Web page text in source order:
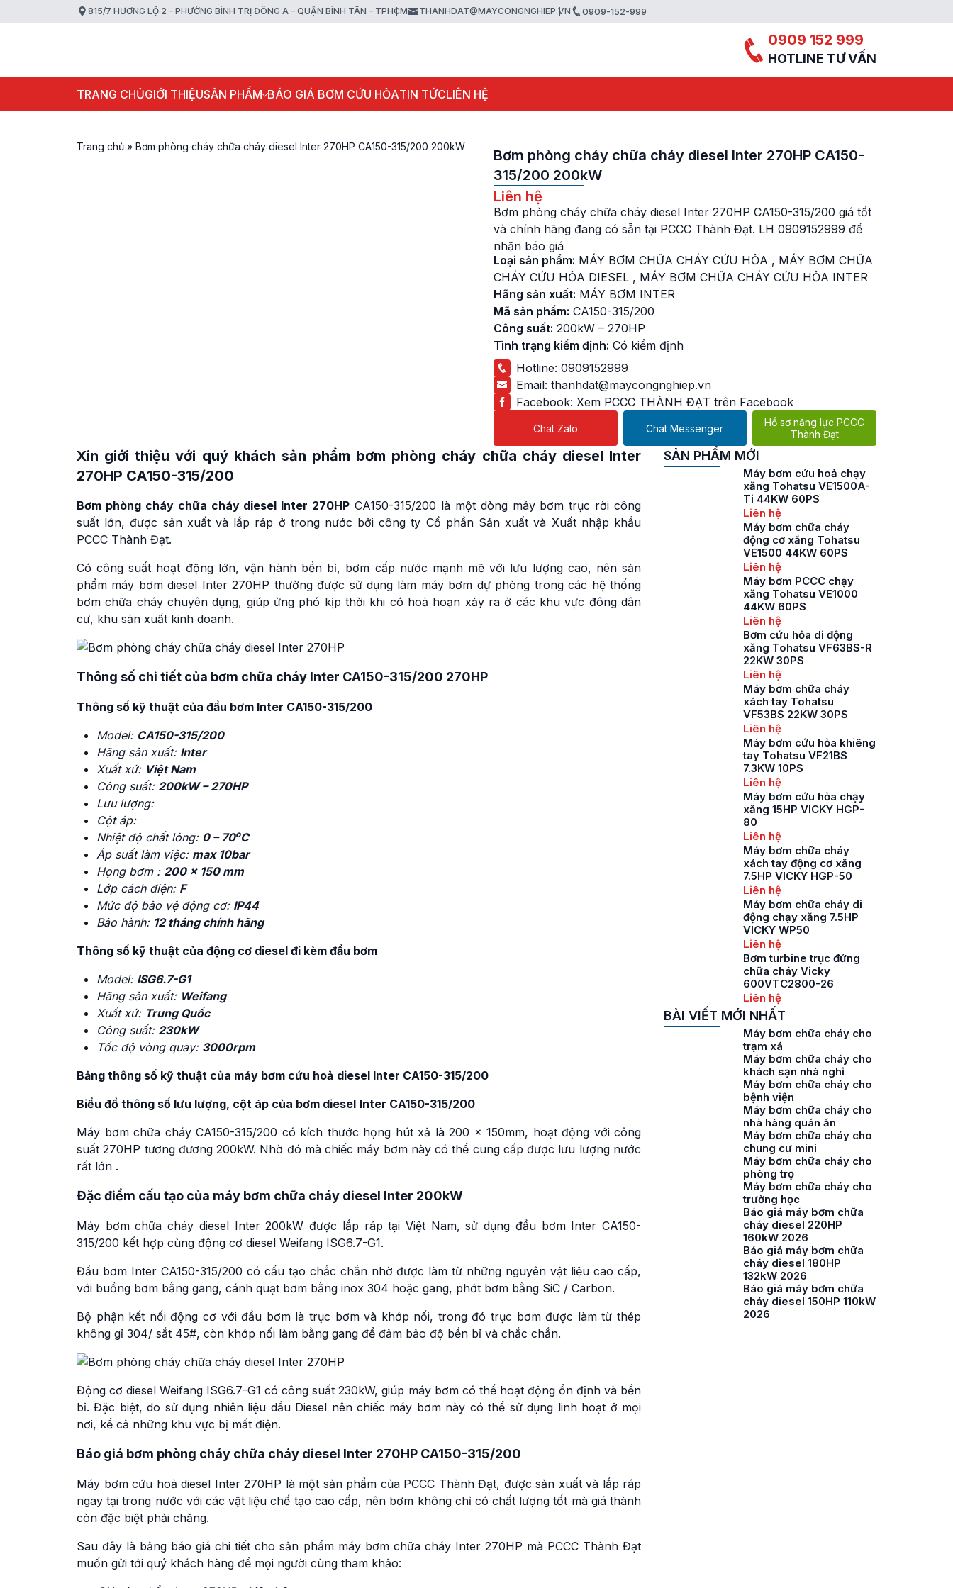
815/7 HƯƠNG LỘ 2 – PHƯỜNG BÌNH TRỊ ĐÔNG A – QUẬN BÌNH TÂN – TPHCM THANHDAT@MAYCONGNGHIEP.VN 0909-152-999
0909 152 999
HOTLINE TƯ VẤN
TRANG CHỦGIỚI THIỆUSẢN PHẨM BÁO GIÁ BƠM CỨU HỎATIN TỨCLIÊN HỆ
Trang chủ » Bơm phòng cháy chữa cháy diesel Inter 270HP CA150-315/200 200kW
Bơm phòng cháy chữa cháy diesel Inter 270HP CA150-
315/200 200kW
Liên hệ
Bơm phòng cháy chữa cháy diesel Inter 270HP CA150-315/200 giá tốt
và chính hãng đang có sẵn tại PCCC Thành Đạt. LH 0909152999 để
nhận báo giá
Loại sản phẩm: MÁY BƠM CHỮA CHÁY CỨU HỎA , MÁY BƠM CHỮA
CHÁY CỨU HỎA DIESEL , MÁY BƠM CHỮA CHÁY CỨU HỎA INTER
Hãng sản xuất: MÁY BƠM INTER
Mã sản phẩm: CA150-315/200
Công suất: 200kW – 270HP
Tình trạng kiểm định: Có kiểm định
Hotline: 0909152999
Email: thanhdat@maycongnghiep.vn
Facebook: Xem PCCC THÀNH ĐẠT trên Facebook
Chat Zalo Chat Messenger
Hồ sơ năng lực PCCC
Thành Đạt
Xin giới thiệu với quý khách sản phẩm bơm phòng cháy chữa cháy diesel Inter
270HP CA150-315/200
Bơm phòng cháy chữa cháy diesel Inter 270HP CA150-315/200 là một dòng máy bơm trục rời công
suất lớn, được sản xuất và lắp ráp ở trong nước bởi công ty Cổ phần Sản xuất và Xuất nhập khẩu
PCCC Thành Đạt.
Có công suất hoạt động lớn, vận hành bền bỉ, bơm cấp nước mạnh mẽ với lưu lượng cao, nên sản
phẩm máy bơm diesel Inter 270HP thường được sử dụng làm máy bơm dự phòng trong các hệ thống
bơm chữa cháy chuyên dụng, giúp ứng phó kịp thời khi có hoả hoạn xảy ra ở các khu vực đông dân
cư, khu sản xuất kinh doanh.
Thông số chi tiết của bơm chữa cháy Inter CA150-315/200 270HP
Thông số kỹ thuật của đầu bơm Inter CA150-315/200
Model: CA150-315/200
Hãng sản xuất: Inter
Xuất xứ: Việt Nam
Công suất: 200kW – 270HP
Lưu lượng:
Cột áp:
Nhiệt độ chất lỏng: 0 – 70oC
Áp suất làm việc: max 10bar
Họng bơm : 200 x 150 mm
Lớp cách điện: F
Mức độ bảo vệ động cơ: IP44
Bảo hành: 12 tháng chính hãng
Thông số kỹ thuật của động cơ diesel đi kèm đầu bơm
Model: ISG6.7-G1
Hãng sản xuất: Weifang
Xuất xứ: Trung Quốc
Công suất: 230kW
Tốc độ vòng quay: 3000rpm
Bảng thông số kỹ thuật của máy bơm cứu hoả diesel Inter CA150-315/200
Biểu đồ thông số lưu lượng, cột áp của bơm diesel Inter CA150-315/200
Máy bơm chữa cháy CA150-315/200 có kích thước họng hút xả là 200 x 150mm, hoạt động với công
suất 270HP tương đương 200kW. Nhờ đó mà chiếc máy bơm này có thể cung cấp được lưu lượng nước
rất lớn .
Đặc điểm cấu tạo của máy bơm chữa cháy diesel Inter 200kW
Máy bơm chữa cháy diesel Inter 200kW được lắp ráp tại Việt Nam, sử dụng đầu bơm Inter CA150-
315/200 kết hợp cùng động cơ diesel Weifang ISG6.7-G1.
Đầu bơm Inter CA150-315/200 có cấu tạo chắc chắn nhờ được làm từ những nguyên vật liệu cao cấp,
với buồng bơm bằng gang, cánh quạt bơm bằng inox 304 hoặc gang, phớt bơm bằng SiC / Carbon.
Bộ phận kết nối động cơ với đầu bơm là trục bơm và khớp nối, trong đó trục bơm được làm từ thép
không gỉ 304/ sắt 45#, còn khớp nối làm bằng gang để đảm bảo độ bền bỉ và chắc chắn.
Động cơ diesel Weifang ISG6.7-G1 có công suất 230kW, giúp máy bơm có thể hoạt động ổn định và bền
bỉ. Đặc biệt, do sử dụng nhiên liệu dầu Diesel nên chiếc máy bơm này có thể sử dụng linh hoạt ở mọi
nơi, kể cả những khu vực bị mất điện.
Báo giá bơm phòng cháy chữa cháy diesel Inter 270HP CA150-315/200
Máy bơm cứu hoả diesel Inter 270HP là một sản phẩm của PCCC Thành Đạt, được sản xuất và lắp ráp
ngay tại trong nước với các vật liệu chế tạo cao cấp, nên bơm không chỉ có chất lượng tốt mà giá thành
còn đặc biệt phải chăng.
Sau đây là bảng báo giá chi tiết cho sản phẩm máy bơm chữa cháy Inter 270HP mà PCCC Thành Đạt
muốn gửi tới quý khách hàng để mọi người cùng tham khảo:
SẢN PHẨM MỚI
Máy bơm cứu hoả chạy
xăng Tohatsu VE1500A-
Ti 44KW 60PS
Liên hệ
Máy bơm chữa cháy
động cơ xăng Tohatsu
VE1500 44KW 60PS
Liên hệ
Máy bơm PCCC chạy
xăng Tohatsu VE1000
44KW 60PS
Liên hệ
Bơm cứu hỏa di động
xăng Tohatsu VF63BS-R
22KW 30PS
Liên hệ
Máy bơm chữa cháy
xách tay Tohatsu
VF53BS 22KW 30PS
Liên hệ
Máy bơm cứu hỏa khiêng
tay Tohatsu VF21BS
7.3KW 10PS
Liên hệ
Máy bơm cứu hỏa chạy
xăng 15HP VICKY HGP-
80
Liên hệ
Máy bơm chữa cháy
xách tay động cơ xăng
7.5HP VICKY HGP-50
Liên hệ
Máy bơm chữa cháy di
động chạy xăng 7.5HP
VICKY WP50
Liên hệ
Bơm turbine trục đứng
chữa cháy Vicky
600VTC2800-26
Liên hệ
BÀI VIẾT MỚI NHẤT
Máy bơm chữa cháy cho
trạm xá
Máy bơm chữa cháy cho
khách sạn nhà nghỉ
Máy bơm chữa cháy cho
bệnh viện
Máy bơm chữa cháy cho
nhà hàng quán ăn
Máy bơm chữa cháy cho
chung cư mini
Máy bơm chữa cháy cho
phòng trọ
Máy bơm chữa cháy cho
trường học
Báo giá máy bơm chữa
cháy diesel 220HP
160kW 2026
Báo giá máy bơm chữa
cháy diesel 180HP
132kW 2026
Báo giá máy bơm chữa
cháy diesel 150HP 110kW
2026